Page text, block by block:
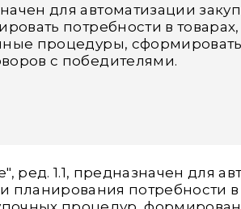
для автоматизации
потребности в
процедуры,
с победителями.
ред. 1.1, предназначен для
планирования потребности в